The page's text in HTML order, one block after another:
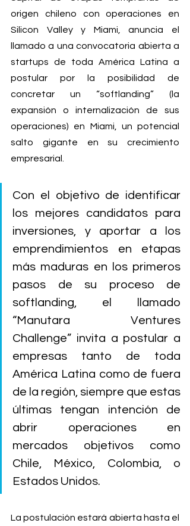
origen chileno con operaciones en
Silicon Valley y Miami, anuncia el
llamado a una convocatoria abierta a
startups de toda América Latina a
postular por la posibilidad de
concretar un “softlanding” (la
expansión o internalización de sus
operaciones) en Miami, un potencial
salto gigante en su crecimiento
empresarial.
Con el objetivo de identificar
los mejores candidatos para
inversiones, y aportar a los
emprendimientos en etapas
más maduras en los primeros
pasos de su proceso de
softlanding, el llamado
“Manutara Ventures
Challenge” invita a postular a
empresas tanto de toda
América Latina como de fuera
de la región, siempre que estas
últimas tengan intención de
abrir operaciones en
mercados objetivos como
Chile, México, Colombia, o
Estados Unidos.
La postulación estará abierta hasta el